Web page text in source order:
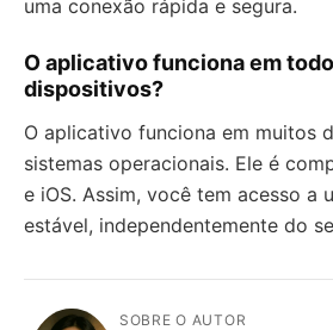
uma conexão rápida e segura.
O aplicativo funciona em
dispositivos?
O aplicativo funciona em muitos
sistemas operacionais. Ele é
e iOS. Assim, você tem acesso a
estável, independentemente do
SOBRE O AUTOR